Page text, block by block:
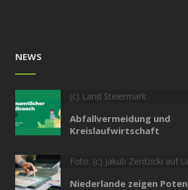
NEWS
(c) Land Steiermark
Abfallvermeidung und
Kreislaufwirtschaft
Foto: (c) Jakub Zerdzicki auf
Niederlande zeigen